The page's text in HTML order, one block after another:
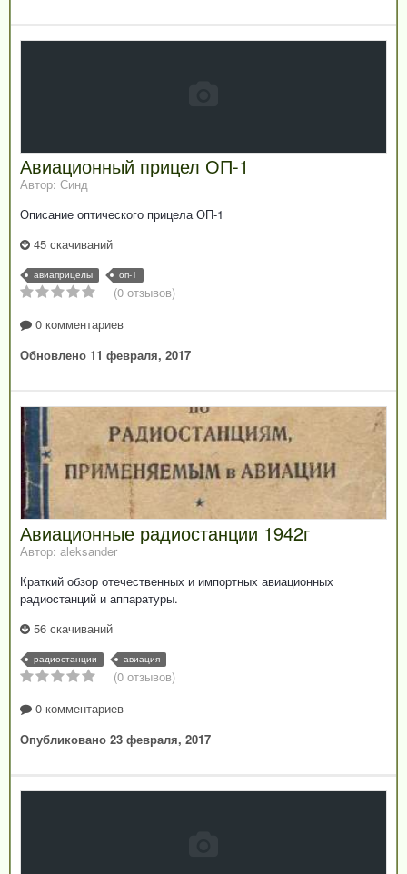
Авиационный прицел ОП-1
Автор: Синд
Описание оптического прицела ОП-1
45 скачиваний
авиаприцелы оп-1
(0 отзывов)
0 комментариев
Обновлено 11 февраля, 2017
Авиационные радиостанции 1942г
Автор: aleksander
Краткий обзор отечественных и импортных авиационных
радиостанций и аппаратуры.
56 скачиваний
радиостанции авиация
(0 отзывов)
0 комментариев
Опубликовано 23 февраля, 2017